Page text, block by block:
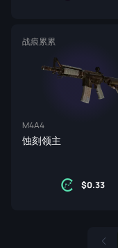
战痕累累
M4A4
蚀刻领主
0.33